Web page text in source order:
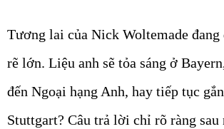
Tương lai của Nick Woltemade đang
rẽ lớn. Liệu anh sẽ tỏa sáng ở
đến Ngoại hạng Anh, hay tiếp tục
Stuttgart? Câu trả lời chỉ rõ ràng sau